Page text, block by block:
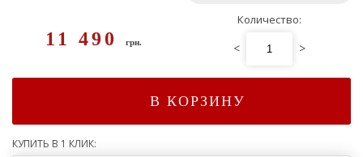
11 490 грн.
Количество:
< >
В КОРЗИНУ
КУПИТЬ В 1 КЛИК: